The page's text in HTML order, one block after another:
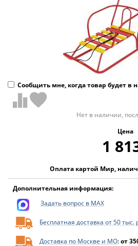
Сообщить мне, когда товар будет в
Нет в наличии,
Цена
1
Оплата картой Мир,
Дополнительная информация:
Задать вопрос в MAX
Бесплатная доставка от 50 тыс.
Доставка по Москве и МО:от